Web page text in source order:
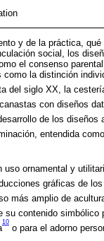
y de la práctica,
social, los
el consenso
la distinción
del siglo XX, la
con diseños
de los diseños
entendida
ornamental y
gráficas de
más amplio de
contenido simbólico
10
o para el adorno